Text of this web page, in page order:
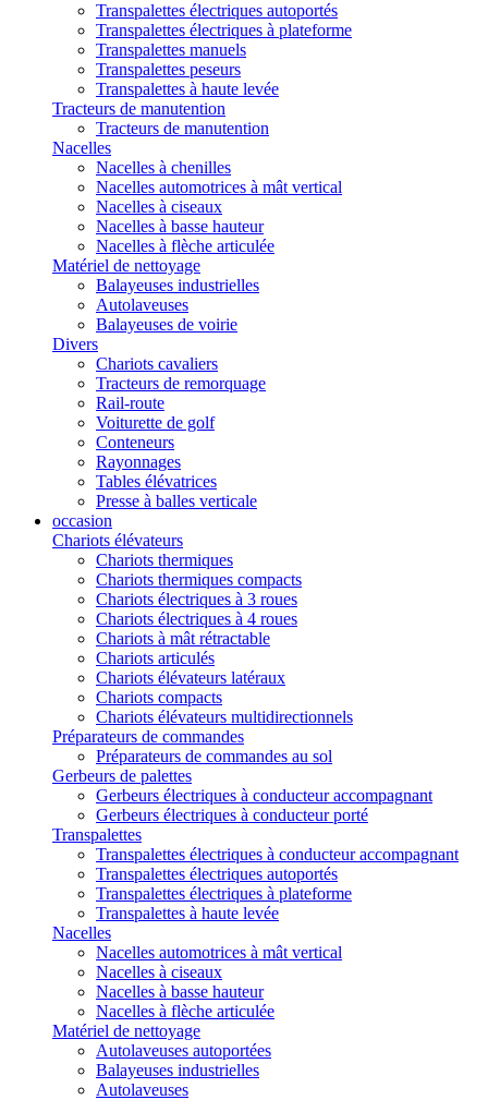
Transpalettes électriques autoportés
Transpalettes électriques à plateforme
Transpalettes manuels
Transpalettes peseurs
Transpalettes à haute levée
Tracteurs de manutention
Tracteurs de manutention
Nacelles
Nacelles à chenilles
Nacelles automotrices à mât vertical
Nacelles à ciseaux
Nacelles à basse hauteur
Nacelles à flèche articulée
Matériel de nettoyage
Balayeuses industrielles
Autolaveuses
Balayeuses de voirie
Divers
Chariots cavaliers
Tracteurs de remorquage
Rail-route
Voiturette de golf
Conteneurs
Rayonnages
Tables élévatrices
Presse à balles verticale
occasion
Chariots élévateurs
Chariots thermiques
Chariots thermiques compacts
Chariots électriques à 3 roues
Chariots électriques à 4 roues
Chariots à mât rétractable
Chariots articulés
Chariots élévateurs latéraux
Chariots compacts
Chariots élévateurs multidirectionnels
Préparateurs de commandes
Préparateurs de commandes au sol
Gerbeurs de palettes
Gerbeurs électriques à conducteur accompagnant
Gerbeurs électriques à conducteur porté
Transpalettes
Transpalettes électriques à conducteur accompagnant
Transpalettes électriques autoportés
Transpalettes électriques à plateforme
Transpalettes à haute levée
Nacelles
Nacelles automotrices à mât vertical
Nacelles à ciseaux
Nacelles à basse hauteur
Nacelles à flèche articulée
Matériel de nettoyage
Autolaveuses autoportées
Balayeuses industrielles
Autolaveuses